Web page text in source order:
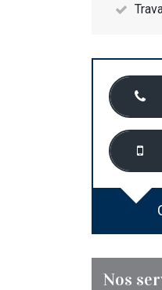
Nos